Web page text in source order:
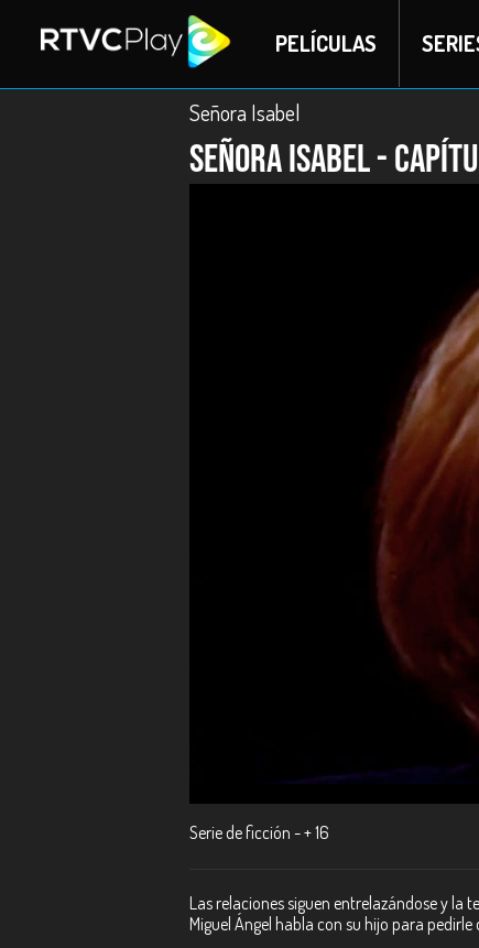
PELÍCULAS
Señora Isabel
Señora Isabel -
Serie de ficción - + 16
Las relaciones siguen entrelazándose y la
Miguel Ángel habla con su hijo para pedirle